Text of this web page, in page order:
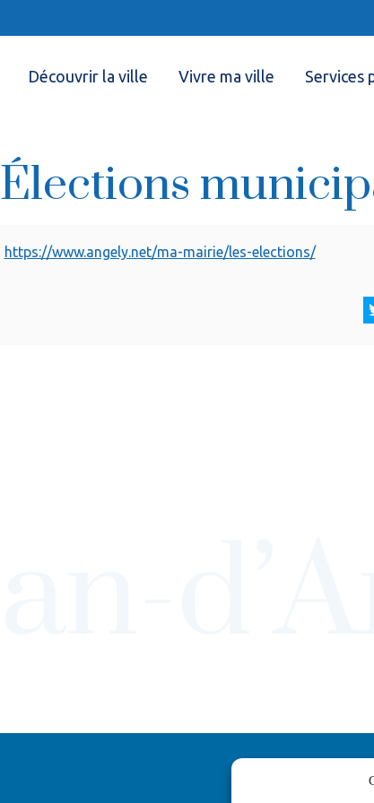
Découvrir la ville Vivre ma ville Services
Élections
https://www.angely.net/ma-mairie/les-elections/